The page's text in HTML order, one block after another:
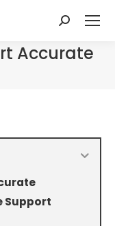
Search:
Accurate
Support